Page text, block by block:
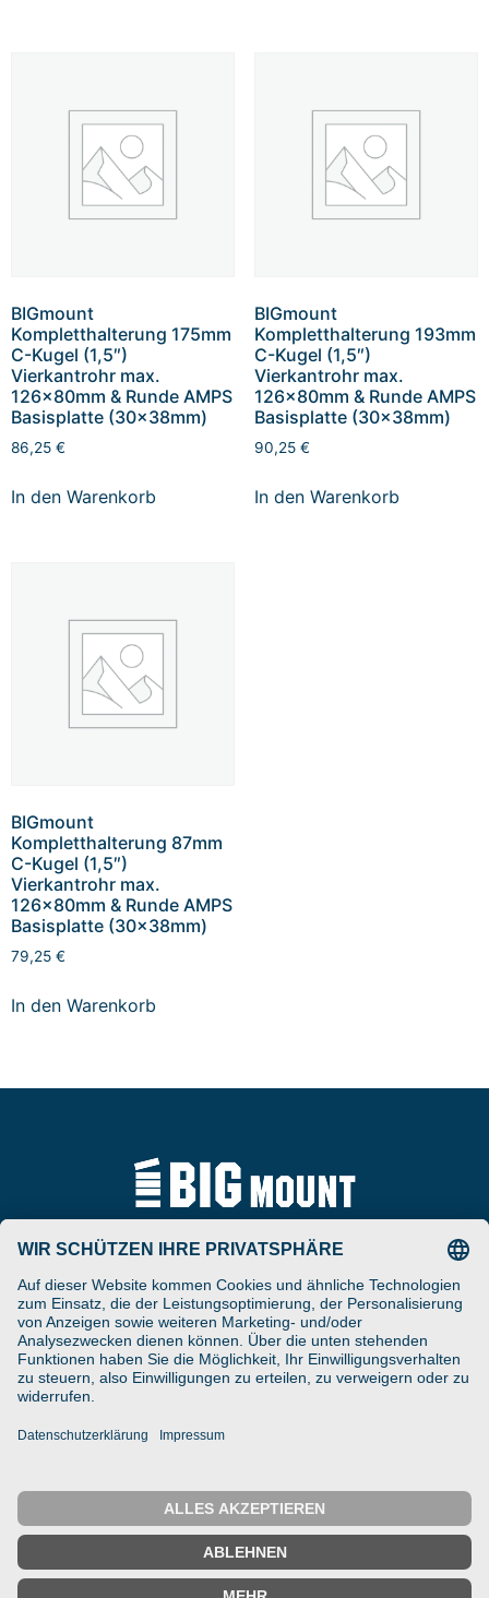
BIGmount
Kompletthalterung 175mm
C-Kugel (1,5″)
Vierkantrohr max.
126x80mm & Runde AMPS
Basisplatte (30x38mm)
86,25 €
In den Warenkorb
BIGmount
Kompletthalterung 193mm
C-Kugel (1,5″)
Vierkantrohr max.
126x80mm & Runde AMPS
Basisplatte (30x38mm)
90,25 €
In den Warenkorb
BIGmount
Kompletthalterung 87mm
C-Kugel (1,5″)
Vierkantrohr max.
126x80mm & Runde AMPS
Basisplatte (30x38mm)
79,25 €
In den Warenkorb
ARAT Spezialhalterungen
GmbH
Schierbusch 2a
D- 33161 Hövelhof
DESIGNED ENGINEERED
Tel
+49 (0) 5257-9380625
Fax
+49 (0) 5257-9380629
IMPRESSUM DATENSCHUTZ